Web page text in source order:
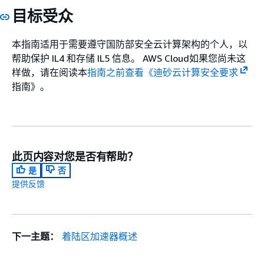
目标受众
本指南适用于需要遵守国防部安全云计算架构的个人，以
帮助保护 IL4 和存储 IL5 信息。 AWS Cloud如果您尚未这
样做，请在阅读本指南之前查看《迪砂云计算安全要求
指南》。
此页内容对您是否有帮助？
是
否
提供反馈
下一主题： 着陆区加速器概述